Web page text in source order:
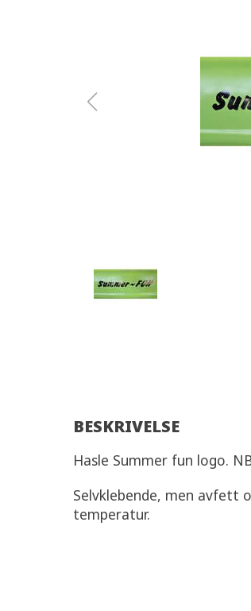
BESKRIVELSE
Hasle Summer fun logo.
Selvklebende, men avfett
temperatur.